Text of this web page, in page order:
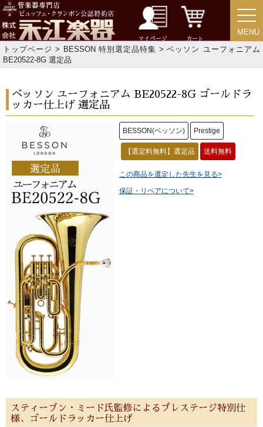
マイページ カート
MENU
MENU
トップページ > BESSON 特別選定品特集 > ベッソン ユーフォニアム
BE20522-8G 選定品
ベッソン ユーフォニアム BE20522-8G ゴールドラ
ッカー仕上げ 選定品
BESSON(ベッソン) Prestige
【選定料無料】選定品 送料無料
この商品を選定した先生を見る>
保証・リペアについて>
スティーブン・ミード氏監修によるプレステージ特別仕
様、ゴールドラッカー仕上げ